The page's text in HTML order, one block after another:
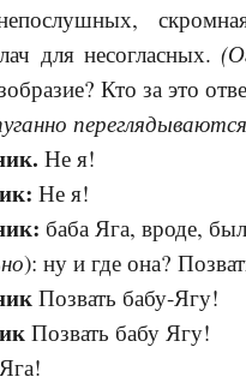
для несогласных.
Кто за это
Не я!
Не я!
баба Яга, вроде,
): ну и где она?
Позвать бабу-Ягу!
Позвать бабу Ягу!